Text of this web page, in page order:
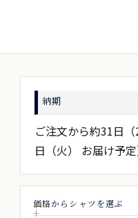
納期
ご注文から約31日
日（火） お届け予定
価格からシャツを選ぶ